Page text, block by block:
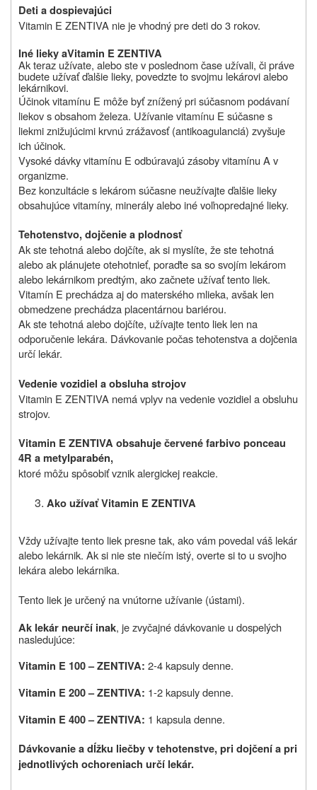
Deti a dospievajúci
Vitamin E ZENTIVA nie je vhodný pre deti do 3 rokov.
Iné lieky aVitamin E ZENTIVA
Ak teraz užívate, alebo ste v poslednom čase užívali, či práve
budete užívať ďalšie lieky, povedzte to svojmu lekárovi alebo
lekárnikovi.
Účinok vitamínu E môže byť znížený pri súčasnom podávaní
liekov s obsahom železa. Užívanie vitamínu E súčasne s
liekmi znižujúcimi krvnú zrážavosť (antikoagulanciá) zvyšuje
ich účinok.
Vysoké dávky vitamínu E odbúravajú zásoby vitamínu A v
organizme.
Bez konzultácie s lekárom súčasne neužívajte ďalšie lieky
obsahujúce vitamíny, minerály alebo iné voľnopredajné lieky.
Tehotenstvo, dojčenie a plodnosť
Ak ste tehotná alebo dojčíte, ak si myslíte, že ste tehotná
alebo ak plánujete otehotnieť, poraďte sa so svojím lekárom
alebo lekárnikom predtým, ako začnete užívať tento liek.
Vitamín E prechádza aj do materského mlieka, avšak len
obmedzene prechádza placentárnou bariérou.
Ak ste tehotná alebo dojčíte, užívajte tento liek len na
odporučenie lekára. Dávkovanie počas tehotenstva a dojčenia
určí lekár.
Vedenie vozidiel a obsluha strojov
Vitamin E ZENTIVA nemá vplyv na vedenie vozidiel a obsluhu
strojov.
Vitamin E ZENTIVA obsahuje červené farbivo ponceau
4R a metylparabén,
ktoré môžu spôsobiť vznik alergickej reakcie.
Ako užívať Vitamin E ZENTIVA
Vždy užívajte tento liek presne tak, ako vám povedal váš lekár
alebo lekárnik. Ak si nie ste niečím istý, overte si to u svojho
lekára alebo lekárnika.
Tento liek je určený na vnútorne užívanie (ústami).
Ak lekár neurčí inak, je zvyčajné dávkovanie u dospelých
nasledujúce:
Vitamin E 100 – ZENTIVA: 2-4 kapsuly denne.
Vitamin E 200 – ZENTIVA: 1-2 kapsuly denne.
Vitamin E 400 – ZENTIVA: 1 kapsula denne.
Dávkovanie a dĺžku liečby v tehotenstve, pri dojčení a pri
jednotlivých ochoreniach určí lekár.